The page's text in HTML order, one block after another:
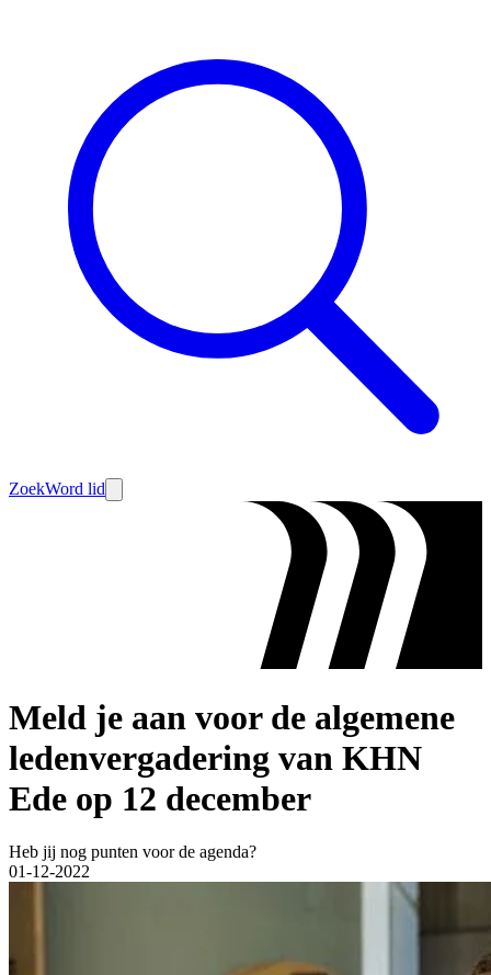
ZoekWord lid
Meld je aan voor de algemene
ledenvergadering van KHN
Ede op 12 december
Heb jij nog punten voor de agenda?
01-12-2022